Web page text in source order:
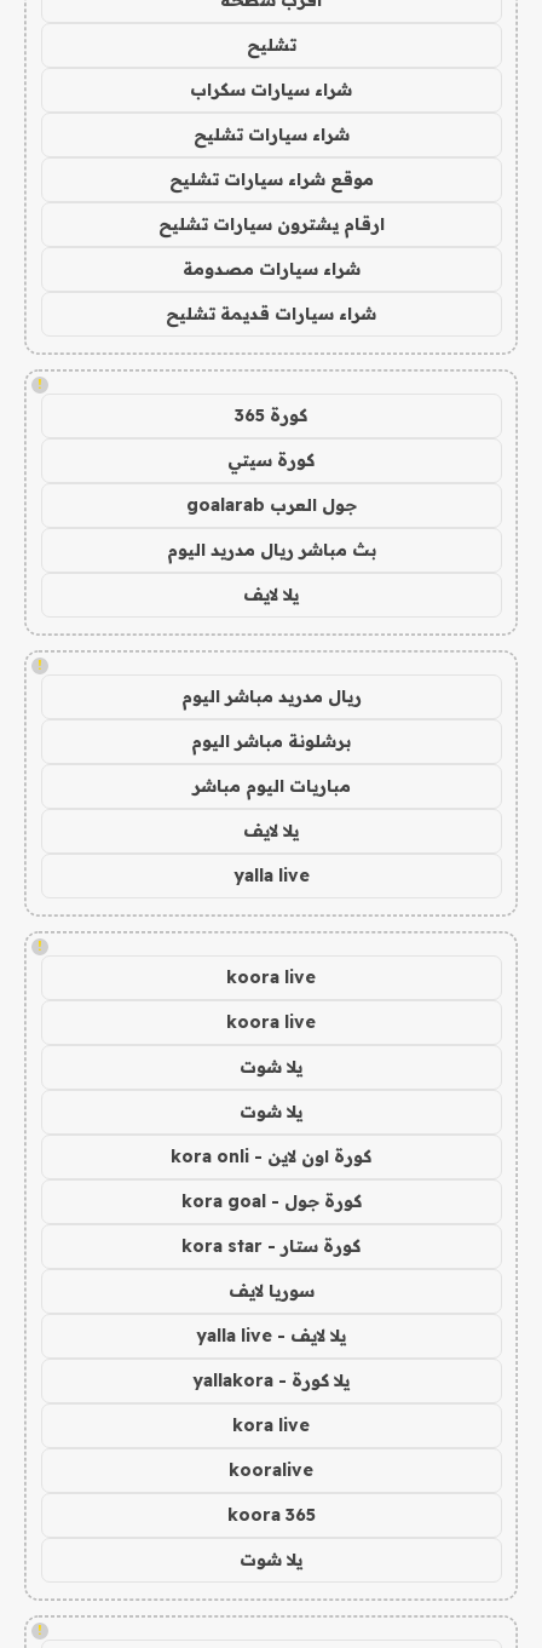
تشليح
شراء سيارات سكراب
شراء سيارات تشليح
موقع شراء سيارات تشليح
ارقام يشترون سيارات تشليح
شراء سيارات مصدومة
شراء سيارات قديمة تشليح
!
كورة 365
كورة سيتي
جول العرب goalarab
بث مباشر ريال مدريد اليوم
يلا لايف
!
ريال مدريد مباشر اليوم
برشلونة مباشر اليوم
مباريات اليوم مباشر
يلا لايف
yalla live
!
koora live
koora live
يلا شوت
يلا شوت
كورة اون لاين - kora onli
كورة جول - kora goal
كورة ستار - kora star
سوريا لايف
يلا لايف - yalla live
يلا كورة - yallakora
kora live
kooralive
koora 365
يلا شوت
!